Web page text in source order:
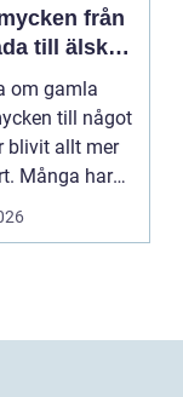
från
till älskad
om gamla
till något
blivit allt mer
Många har
...